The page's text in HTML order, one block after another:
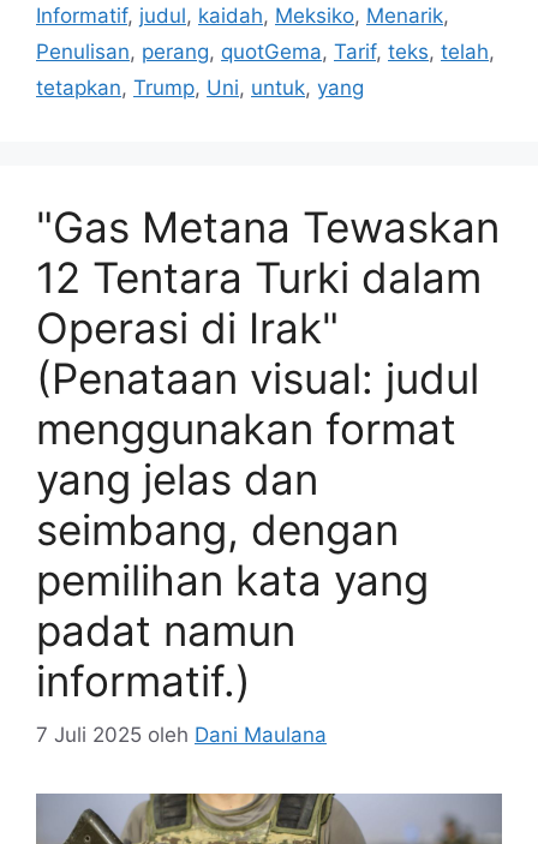
Informatif, judul, kaidah, Meksiko, Menarik,
Penulisan, perang, quotGema, Tarif, teks, telah,
tetapkan, Trump, Uni, untuk, yang
"Gas Metana Tewaskan
12 Tentara Turki dalam
Operasi di Irak"
(Penataan visual: judul
menggunakan format
yang jelas dan
seimbang, dengan
pemilihan kata yang
padat namun
informatif.)
7 Juli 2025 oleh Dani Maulana